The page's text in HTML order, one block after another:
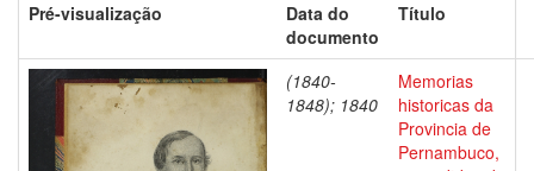
Pré-visualização
Data do
documento
Título
(1840-
1848); 1840
Memorias
historicas da
Provincia de
Pernambuco,